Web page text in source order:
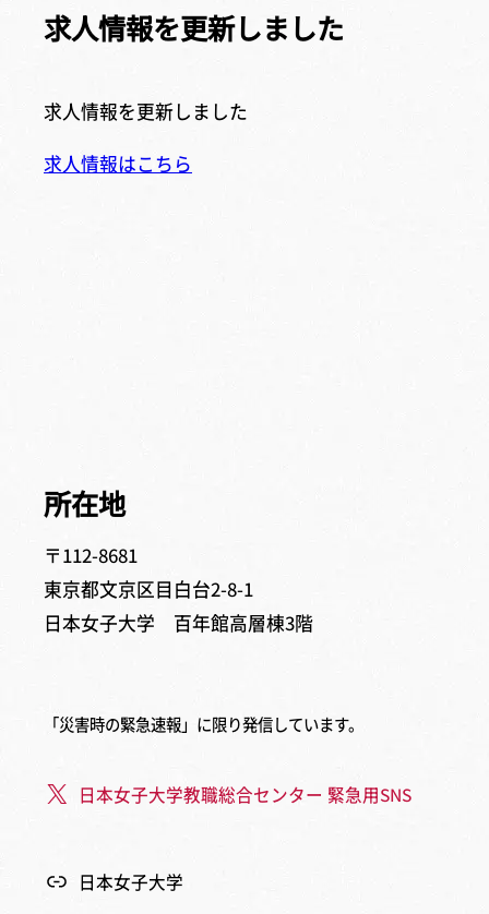
求人情報を更新しました
求人情報を更新しました
求人情報はこちら
所在地
〒112-8681
東京都文京区目白台2-8-1
日本女子大学 百年館高層棟3階
「災害時の緊急速報」に限り発信しています。
日本女子大学教職総合センター 緊急用SNS
日本女子大学